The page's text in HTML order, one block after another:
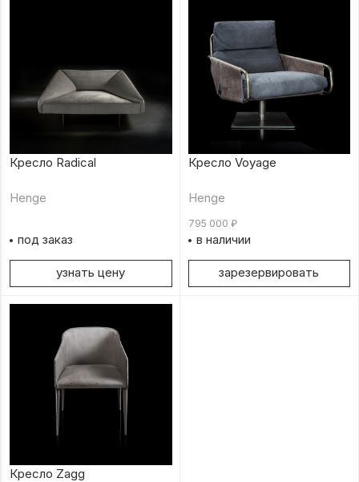
Кресло Radical
Henge
под заказ
узнать цену
Кресло Voyage
Henge
795 000 ₽
в наличии
зарезервировать
Кресло Zagg